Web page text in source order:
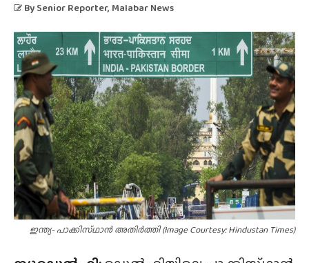
By Senior Reporter, Malabar News
ഇന്ത്യ- പാക്കിസ്‌ഥാൻ അതിർത്തി (Image Courtesy: Hindustan Times)